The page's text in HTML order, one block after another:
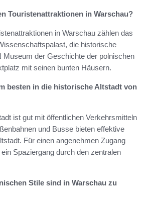
Touristenattraktionen in Warschau?
in Warschau zählen das
die historische
Museum der Geschichte der polnischen
mit seinen bunten Häusern.
besten in die historische Altstadt von
ist gut mit öffentlichen Verkehrsmitteln
und Busse bieten effektive
Für einen angenehmen Zugang
Spaziergang durch den zentralen
Stile sind in Warschau zu